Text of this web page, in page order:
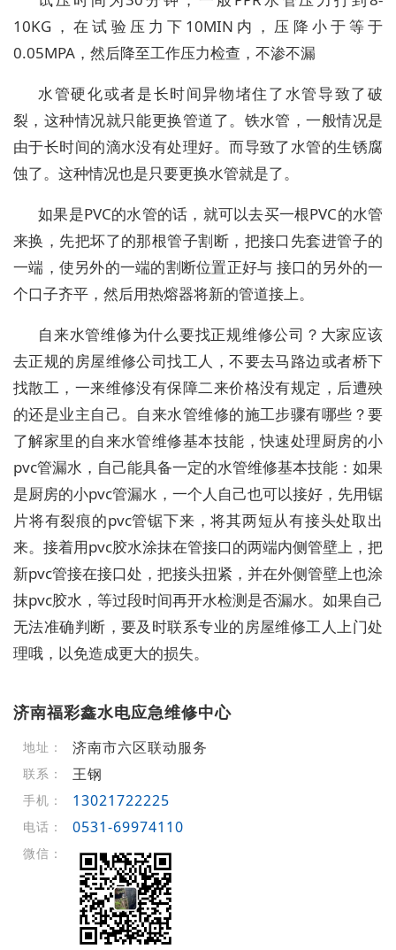
10KG，在试验压力下10MIN内，压降小于等于
0.05MPA，然后降至工作压力检查，不渗不漏
水管硬化或者是长时间异物堵住了水管导致了破
裂，这种情况就只能更换管道了。铁水管，一般情况是
由于长时间的滴水没有处理好。而导致了水管的生锈腐
蚀了。这种情况也是只要更换水管就是了。
如果是PVC的水管的话，就可以去买一根PVC的水管
来换，先把坏了的那根管子割断，把接口先套进管子的
一端，使另外的一端的割断位置正好与 接口的另外的一
个口子齐平，然后用热熔器将新的管道接上。
自来水管维修为什么要找正规维修公司？大家应该
去正规的房屋维修公司找工人，不要去马路边或者桥下
找散工，一来维修没有保障二来价格没有规定，后遭殃
的还是业主自己。自来水管维修的施工步骤有哪些？要
了解家里的自来水管维修基本技能，快速处理厨房的小
pvc管漏水，自己能具备一定的水管维修基本技能：如果
是厨房的小pvc管漏水，一个人自己也可以接好，先用锯
片将有裂痕的pvc管锯下来，将其两短从有接头处取出
来。接着用pvc胶水涂抹在管接口的两端内侧管壁上，把
新pvc管接在接口处，把接头扭紧，并在外侧管壁上也涂
抹pvc胶水，等过段时间再开水检测是否漏水。如果自己
无法准确判断，要及时联系专业的房屋维修工人上门处
理哦，以免造成更大的损失。
济南福彩鑫水电应急维修中心
地址： 济南市六区联动服务
联系： 王钢
手机： 13021722225
电话： 0531-69974110
微信：